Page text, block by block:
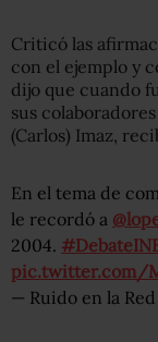
Criticó las
con el ejemplo y
dijo que cuando
sus
(Carlos) Imaz,
En el tema de
le recordó a
2004.
pic.twitter.com/
— Ruido en la